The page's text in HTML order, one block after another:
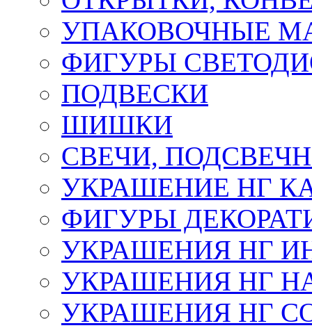
УПАКОВОЧНЫЕ
ФИГУРЫ
ПОДВЕСКИ
ШИШКИ
СВЕЧИ,
УКРАШЕНИЕ НГ
ФИГУРЫ
УКРАШЕНИЯ НГ
УКРАШЕНИЯ НГ
УКРАШЕНИЯ НГ